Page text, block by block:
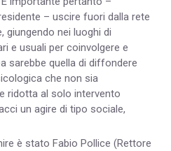
– uscire fuori dalla rete
giungendo nei luoghi di
e usuali per coinvolgere e
sarebbe quella di diffondere
che non sia
ridotta al solo intervento
un agire di tipo sociale,
è stato Fabio Pollice (Rettore